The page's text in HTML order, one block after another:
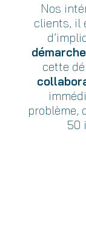
Nos
clients, il
cette
problème,
50